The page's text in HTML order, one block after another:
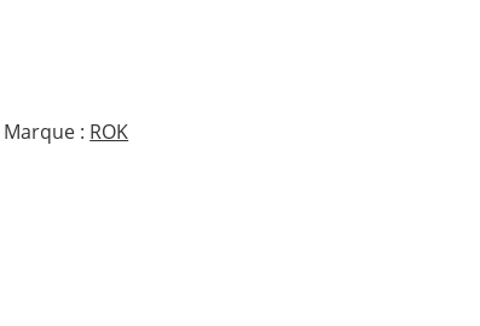
Marque : ROK